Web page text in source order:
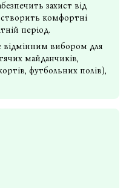
захист від
створить комфортні
період.
відмінним вибором для
майданчиків,
футбольних полів),